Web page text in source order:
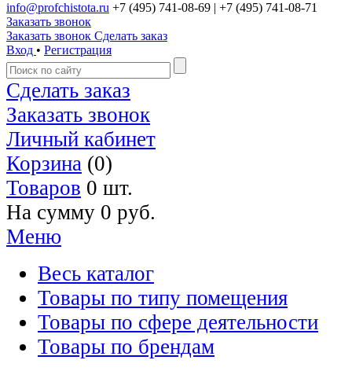
info@profchistota.ru +7 (495) 741-08-69 | +7 (495) 741-08-71
Заказать звонок
Заказать звонок Сделать заказ
Вход • Регистрация
Сделать заказ
Заказать звонок
Личный кабинет
Корзина (0)
Товаров 0 шт.
На сумму 0 руб.
Меню
Весь каталог
Товары по типу помещения
Товары по сфере деятельности
Товары по брендам